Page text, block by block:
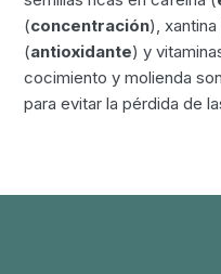
(concentración), xantina
(antioxidante) y
cocimiento y molienda
para evitar la pérdida de